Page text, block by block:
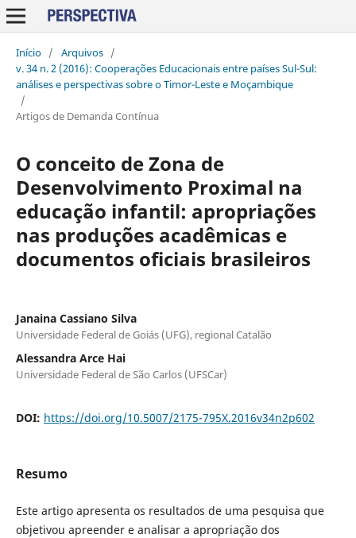
Início / Arquivos /
v. 34 n. 2 (2016): Cooperações Educacionais entre países Sul-Sul:
análises e perspectivas sobre o Timor-Leste e Moçambique
/
Artigos de Demanda Contínua
O conceito de Zona de
Desenvolvimento Proximal na
educação infantil: apropriações
nas produções acadêmicas e
documentos oficiais brasileiros
Janaina Cassiano Silva
Universidade Federal de Goiás (UFG), regional Catalão
Alessandra Arce Hai
Universidade Federal de São Carlos (UFSCar)
DOI: https://doi.org/10.5007/2175-795X.2016v34n2p602
Resumo
Este artigo apresenta os resultados de uma pesquisa que
objetivou apreender e analisar a apropriação dos